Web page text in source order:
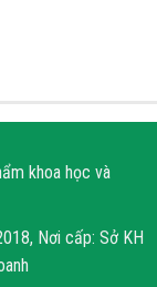
khoa học và
Nơi cấp: Sở KH